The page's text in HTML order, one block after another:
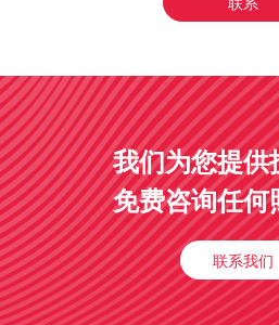
我们为您提供
免费咨询任何
联系我们